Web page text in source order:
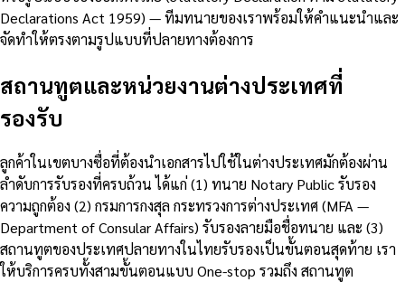
Declarations Act 1959) — ทีมทนายของเราพร้อมให้คำแนะนำและ
จัดทำให้ตรงตามรูปแบบที่ปลายทางต้องการ
สถานทูตและหน่วยงานต่างประเทศที่
รองรับ
ลูกค้าในเขตบางซื่อที่ต้องนำเอกสารไปใช้ในต่างประเทศมักต้องผ่าน
ลำดับการรับรองที่ครบถ้วน ได้แก่ (1) ทนาย Notary Public รับรอง
ความถูกต้อง (2) กรมการกงสุล กระทรวงการต่างประเทศ (MFA —
Department of Consular Affairs) รับรองลายมือชื่อทนาย และ (3)
สถานทูตของประเทศปลายทางในไทยรับรองเป็นขั้นตอนสุดท้าย เรา
ให้บริการครบทั้งสามขั้นตอนแบบ One-stop รวมถึง สถานทูต